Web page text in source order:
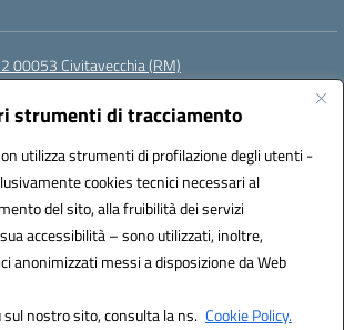
strumenti di tracciamento
utilizza strumenti di profilazione degli utenti -
cookies tecnici necessari al
del sito, alla fruibilità dei servizi
accessibilità – sono utilizzati, inoltre,
anonimizzati messi a disposizione da Web
sul nostro sito, consulta la ns. Cookie Policy.
00053 Civitavecchia (RM)
(PEC):rmic8b900g@pec.istruzione.it
RMIC8B900G
Amministrazioni (IPA): istsc_rmic8b900g
(CUF): UFP4NO
& Powered by 3D Solution S.r.l.